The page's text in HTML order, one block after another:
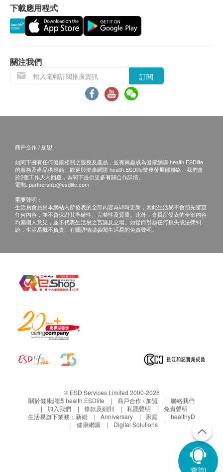
下載應用程式
關注我們
訂閱
商戶合作 / 加盟
如閣下擁有任何健康相關之服務及產品，並有興趣成為健康網購 health.ESDlife
的服務及產品供應商，歡迎與健康網購 health.ESDlife業務發展部聯絡。我們會
於2個工作天內回覆，為閣下提供更多有關合作詳情。
電郵: partnership@esdlife.com
重要聲明：
生活易會員於本網站內所發表的全部內容為即時更新，因此生活易不會預先審查
任何內容，並不會保證其準確性、完整性及質量。此外，會員所發表的全部內容
均屬個人意見，並不代表生活易之言論及立場。如從而引起任何損失或法律糾
紛，生活易概不負責。有關詳情請參閱生活易的免責聲明。
© ESD Services Limited 2000-2026
關於健康網購 health.ESDlife
商戶合作 / 加盟
聯絡我們
加入我們
條款及細則 私隱聲明
免責聲明
生活易旗下業務： 新婚 Anniversary 家庭
healthyD
健康網購
Digital Solutions